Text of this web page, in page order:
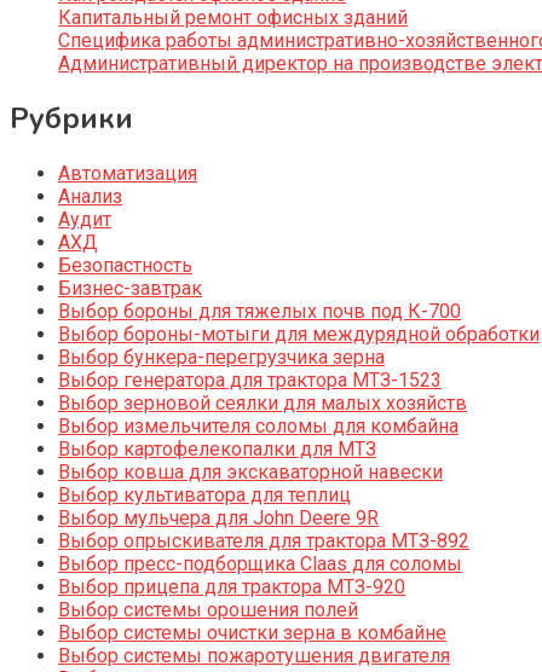
Капитальный ремонт офисных зданий
Специфика работы административно-
Административный директор на производстве
Рубрики
Автоматизация
Анализ
Аудит
АХД
Безопастность
Бизнес-завтрак
Выбор бороны для тяжелых почв под К-700
Выбор бороны-мотыги для междурядной обработки
Выбор бункера-перегрузчика зерна
Выбор генератора для трактора МТЗ-1523
Выбор зерновой сеялки для малых хозяйств
Выбор измельчителя соломы для комбайна
Выбор картофелекопалки для МТЗ
Выбор ковша для экскаваторной навески
Выбор культиватора для теплиц
Выбор мульчера для John Deere 9R
Выбор опрыскивателя для трактора МТЗ-892
Выбор пресс-подборщика Claas для соломы
Выбор прицепа для трактора МТЗ-920
Выбор системы орошения полей
Выбор системы очистки зерна в комбайне
Выбор системы пожаротушения двигателя